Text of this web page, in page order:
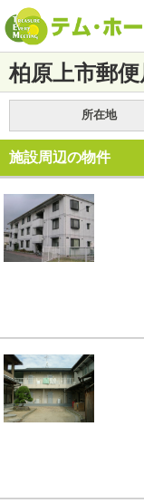
柏原上市郵便
所在地
施設周辺の物件